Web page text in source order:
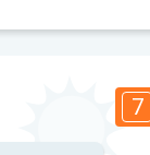
7